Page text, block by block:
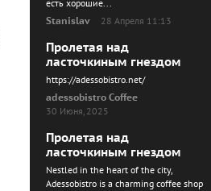
есть хорошие...
Stanislav
28 Апреля 11:13
Пролетая над
ласточкиным гнездом
https://adessobistro.net/
adessobistro Coffee
30 Июня, 2025
Пролетая над
ласточкиным гнездом
Nestled in the heart of the city,
Adessobistro is a charming coffee shop